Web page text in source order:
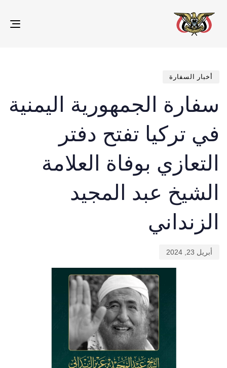
أخبار السفارة
سفارة الجمهورية اليمنية
في تركيا تفتح دفتر
التعازي بوفاة العلامة
الشيخ عبد المجيد
الزنداني
أبريل 23, 2024